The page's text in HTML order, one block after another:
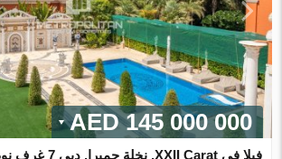
145 000 000 AED